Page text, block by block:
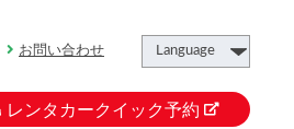
お問い合わせ
レンタカークイック予約